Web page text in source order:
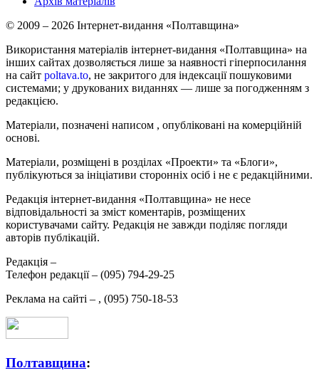
© 2009 – 2026 Інтернет-видання «Полтавщина»
Використання матеріалів інтернет-видання «Полтавщина» на
інших сайтах дозволяється лише за наявності гіперпосилання
на сайт poltava.to, не закритого для індексації пошуковими
системами; у друкованих виданнях — лише за погодженням з
редакцією.
Матеріали, позначені написом , опубліковані на комерційній
основі.
Матеріали, розміщені в розділах «Проекти» та «Блоги»,
публікуються за ініціативи сторонніх осіб і не є редакційними.
Редакція інтернет-видання «Полтавщина» не несе
відповідальності за зміст коментарів, розміщених
користувачами сайту. Редакція не завжди поділяє погляди
авторів публікацій.
Редакція –
Телефон редакції – (095) 794-29-25
Реклама на сайті – , (095) 750-18-53
Полтавщина: